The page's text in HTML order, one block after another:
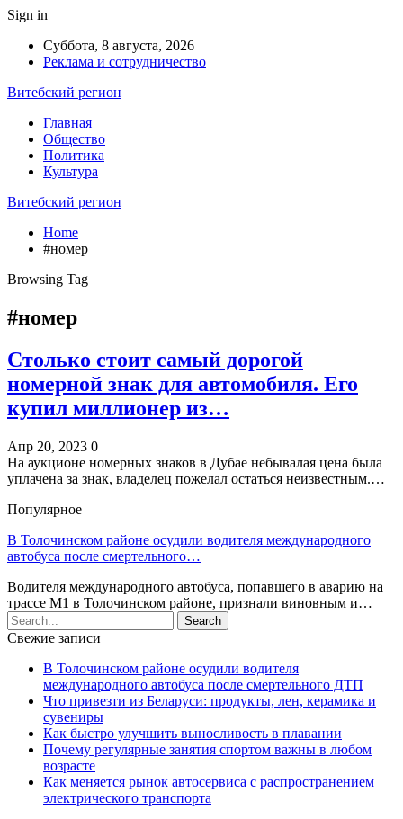
Sign in
Суббота, 8 августа, 2026
Реклама и сотрудничество
Витебский регион
Главная
Общество
Политика
Культура
Витебский регион
Home
#номер
Browsing Tag
#номер
Столько стоит самый дорогой
номерной знак для автомобиля. Его
купил миллионер из…
Апр 20, 2023 0
На аукционе номерных знаков в Дубае небывалая цена была
уплачена за знак, владелец пожелал остаться неизвестным.…
Популярное
В Толочинском районе осудили водителя международного
автобуса после смертельного…
Водителя международного автобуса, попавшего в аварию на
трассе М1 в Толочинском районе, признали виновным и…
Свежие записи
В Толочинском районе осудили водителя
международного автобуса после смертельного ДТП
Что привезти из Беларуси: продукты, лен, керамика и
сувениры
Как быстро улучшить выносливость в плавании
Почему регулярные занятия спортом важны в любом
возрасте
Как меняется рынок автосервиса с распространением
электрического транспорта